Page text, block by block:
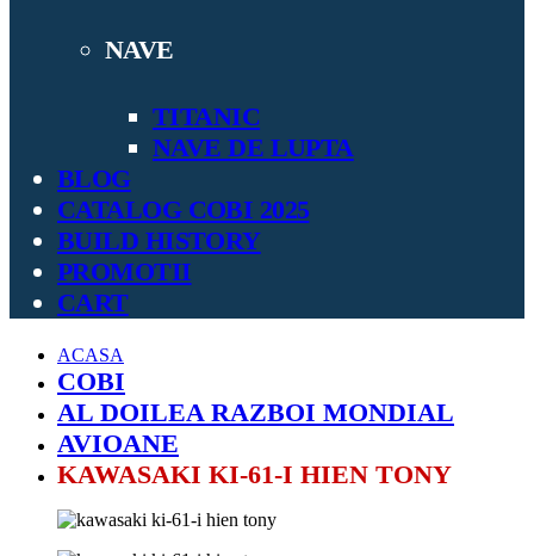
NAVE
TITANIC
NAVE DE LUPTA
BLOG
CATALOG COBI 2025
BUILD HISTORY
PROMOTII
CART
ACASA
COBI
AL DOILEA RAZBOI MONDIAL
AVIOANE
KAWASAKI KI-61-I HIEN TONY